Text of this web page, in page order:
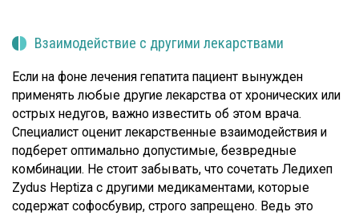
Взаимодействие с другими лекарствами
Если на фоне лечения гепатита пациент вынужден
применять любые другие лекарства от хронических или
острых недугов, важно известить об этом врача.
Специалист оценит лекарственные взаимодействия и
подберет оптимально допустимые, безвредные
комбинации. Не стоит забывать, что сочетать Ледихеп
Zydus Heptiza с другими медикаментами, которые
содержат софосбувир, строго запрещено. Ведь это